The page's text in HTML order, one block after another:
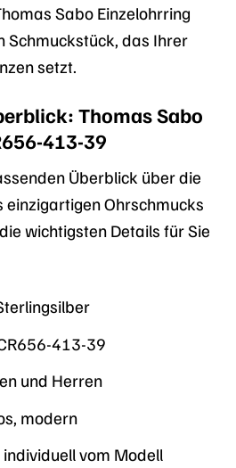
Sabo Einzelohrring
Schmuckstück, das Ihrer
setzt.
Thomas Sabo
413-39
Überblick über die
einzigartigen Ohrschmucks
wichtigsten Details für Sie
413-39
und Herren
modern
vom Modell